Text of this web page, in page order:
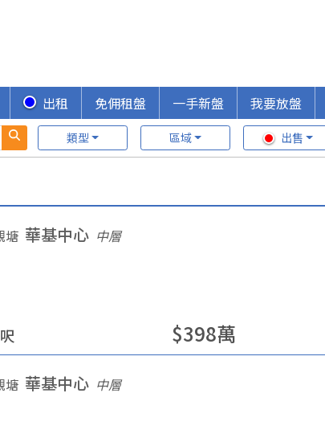
出租 免佣租盤 一手新盤 我要放盤
類型 區域 出售
塘 華基中心 中層
呎 $398萬
塘 華基中心 中層